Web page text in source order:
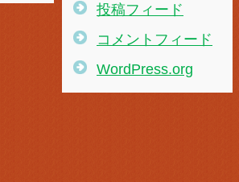
投稿フィード
コメントフィード
WordPress.org